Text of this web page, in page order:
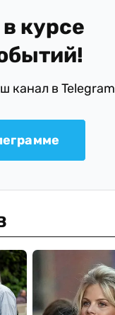
курсе
канал в Telegram